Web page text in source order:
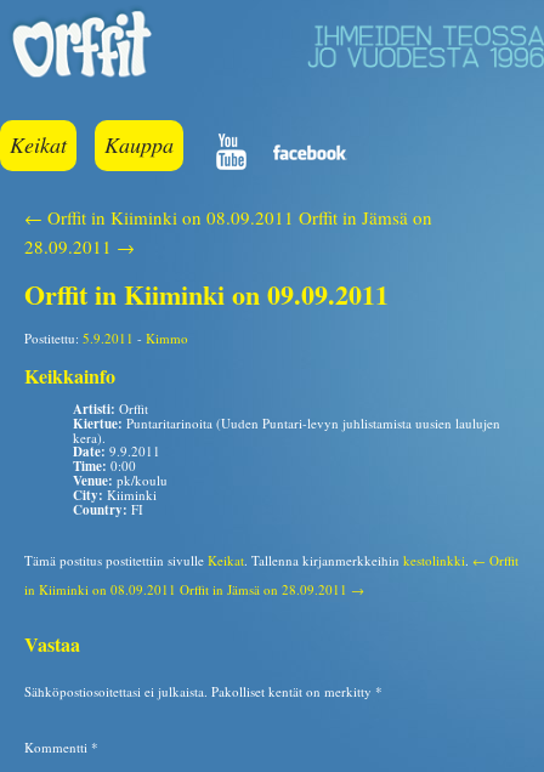
Keikat Kauppa
← Orffit in Kiiminki on 08.09.2011 Orffit in Jämsä on
28.09.2011 →
Orffit in Kiiminki on 09.09.2011
Postitettu: 5.9.2011 - Kimmo
Keikkainfo
Artisti: Orffit
Kiertue: Puntaritarinoita (Uuden Puntari-levyn juhlistamista uusien laulujen
kera).
Date: 9.9.2011
Time: 0:00
Venue: pk/koulu
City: Kiiminki
Country: FI
Tämä postitus postitettiin sivulle Keikat . Tallenna kirjanmerkkeihin kestolinkki ← Orffit
in Kiiminki on 08.09.2011 Orffit in Jämsä on 28.09.2011 →
Vastaa
Sähköpostiosoitettasi ei julkaista. Pakolliset kentät on merkitty *
Kommentti *